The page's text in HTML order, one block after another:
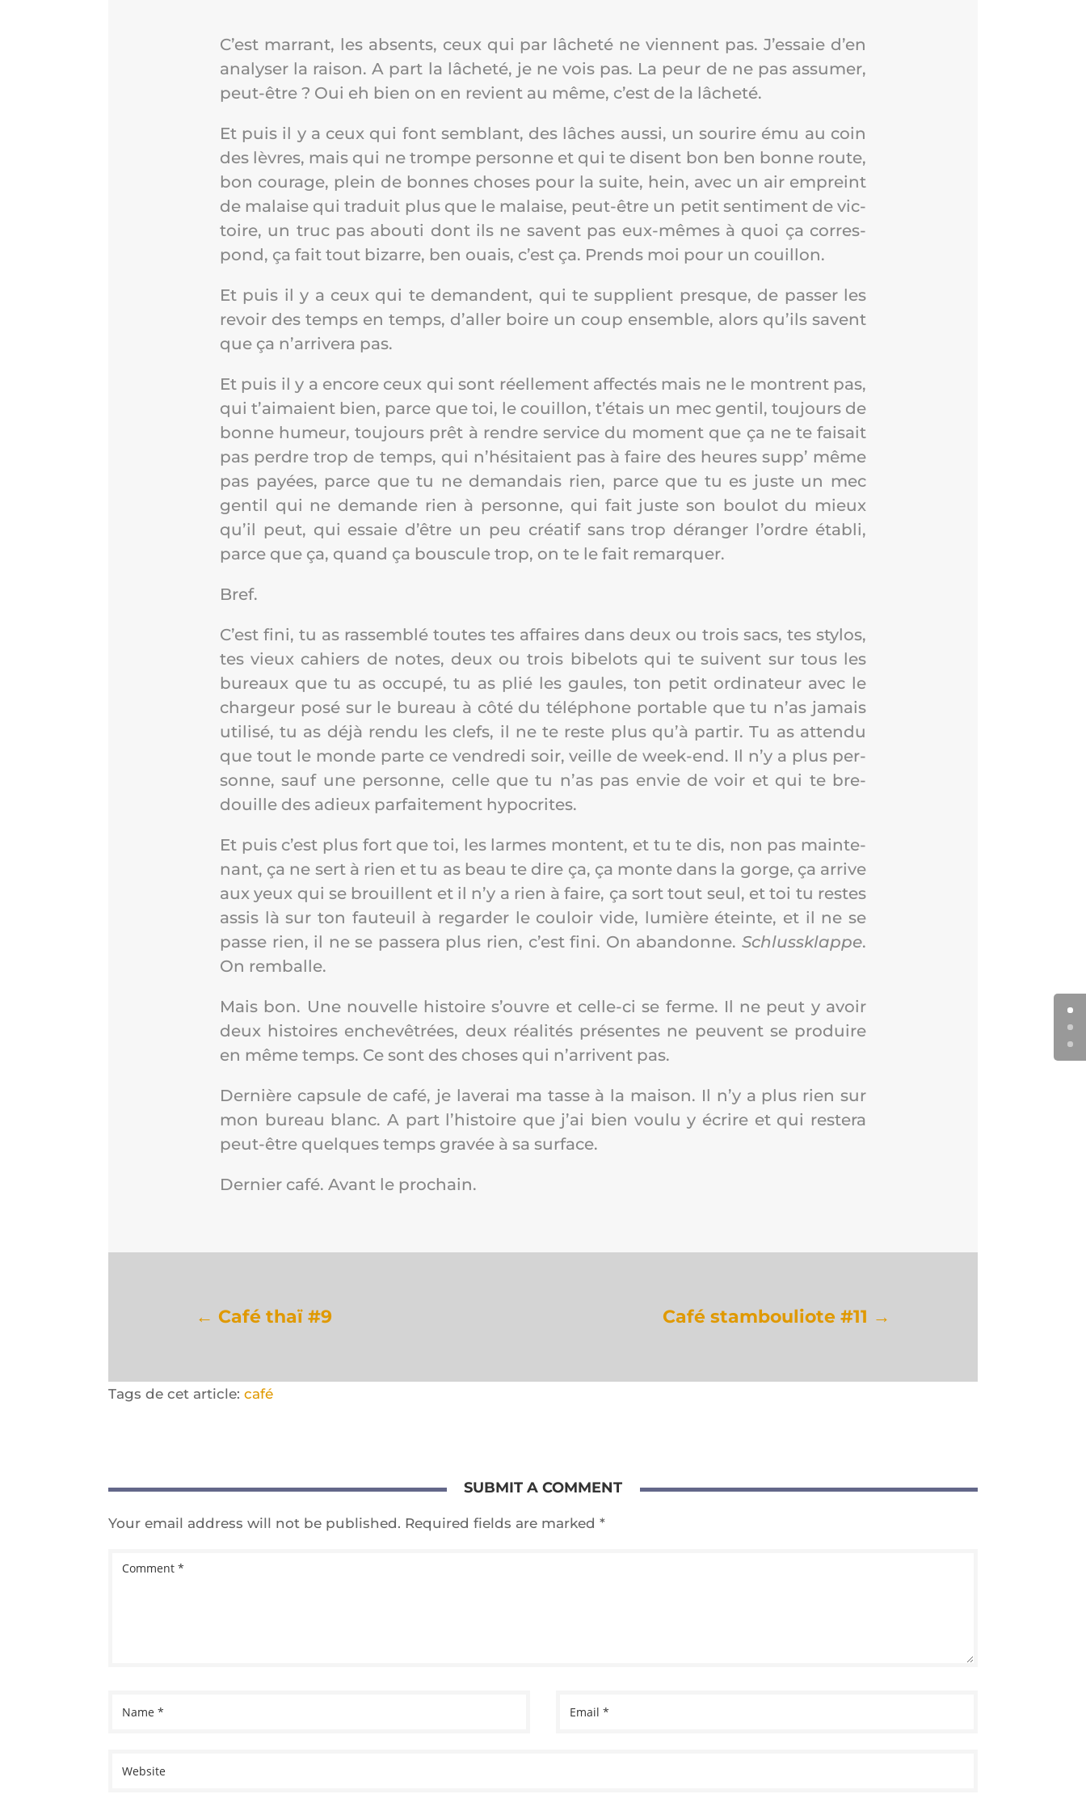
C’est mar­rant, les absents, ceux qui par lâche­té ne viennent pas. J’es­saie d’en
ana­ly­ser la rai­son. A part la lâche­té, je ne vois pas. La peur de ne pas assu­mer,
peut-être ? Oui eh bien on en revient au même, c’est de la lâcheté.
Et puis il y a ceux qui font sem­blant, des lâches aus­si, un sou­rire ému au coin
des lèvres, mais qui ne trompe per­sonne et qui te disent bon ben bonne route,
bon cou­rage, plein de bonnes choses pour la suite, hein, avec un air empreint
de malaise qui tra­duit plus que le malaise, peut-être un petit sen­ti­ment de vic­
toire, un truc pas abou­ti dont ils ne savent pas eux-mêmes à quoi ça cor­res­
pond, ça fait tout bizarre, ben ouais, c’est ça. Prends moi pour un couillon.
Et puis il y a ceux qui te demandent, qui te sup­plient presque, de pas­ser les
revoir des temps en temps, d’al­ler boire un coup ensemble, alors qu’ils savent
que ça n’ar­ri­ve­ra pas.
Et puis il y a encore ceux qui sont réel­le­ment affec­tés mais ne le montrent pas,
qui t’ai­maient bien, parce que toi, le couillon, t’é­tais un mec gen­til, tou­jours de
bonne humeur, tou­jours prêt à rendre ser­vice du moment que ça ne te fai­sait
pas perdre trop de temps, qui n’hé­si­taient pas à faire des heures supp’ même
pas payées, parce que tu ne deman­dais rien, parce que tu es juste un mec
gen­til qui ne demande rien à per­sonne, qui fait juste son bou­lot du mieux
qu’il peut, qui essaie d’être un peu créa­tif sans trop déran­ger l’ordre éta­bli,
parce que ça, quand ça bous­cule trop, on te le fait remarquer.
Bref.
C’est fini, tu as ras­sem­blé toutes tes affaires dans deux ou trois sacs, tes sty­los,
tes vieux cahiers de notes, deux ou trois bibe­lots qui te suivent sur tous les
bureaux que tu as occu­pé, tu as plié les gaules, ton petit ordi­na­teur avec le
char­geur posé sur le bureau à côté du télé­phone por­table que tu n’as jamais
uti­li­sé, tu as déjà ren­du les clefs, il ne te reste plus qu’à par­tir. Tu as atten­du
que tout le monde parte ce ven­dre­di soir, veille de week-end. Il n’y a plus per­
sonne, sauf une per­sonne, celle que tu n’as pas envie de voir et qui te bre­
douille des adieux par­fai­te­ment hypocrites.
Et puis c’est plus fort que toi, les larmes montent, et tu te dis, non pas main­te­
nant, ça ne sert à rien et tu as beau te dire ça, ça monte dans la gorge, ça arrive
aux yeux qui se brouillent et il n’y a rien à faire, ça sort tout seul, et toi tu restes
assis là sur ton fau­teuil à regar­der le cou­loir vide, lumière éteinte, et il ne se
passe rien, il ne se pas­se­ra plus rien, c’est fini. On aban­donne. Schlussk­lappe.
On remballe.
Mais bon. Une nou­velle his­toire s’ouvre et celle-ci se ferme. Il ne peut y avoir
deux his­toires enche­vê­trées, deux réa­li­tés pré­sentes ne peuvent se pro­duire
en même temps. Ce sont des choses qui n’ar­rivent pas.
Der­nière cap­sule de café, je lave­rai ma tasse à la mai­son. Il n’y a plus rien sur
mon bureau blanc. A part l’his­toire que j’ai bien vou­lu y écrire et qui res­te­ra
peut-être quelques temps gra­vée à sa surface.
Der­nier café. Avant le prochain.
← Café thaï #9 Café stam­bou­liote #11 →
Tags de cet article:café
SUBMIT A COMMENT
Your email address will not be published. Required fields are marked*